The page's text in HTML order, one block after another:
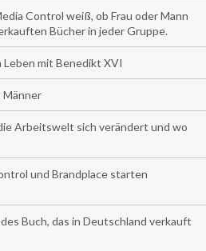
Control weiß, ob Frau oder Mann
Bücher in jeder Gruppe.
mit Benedikt XVI
Männer
Arbeitswelt sich verändert und wo
und Brandplace starten
Buch, das in Deutschland verkauft